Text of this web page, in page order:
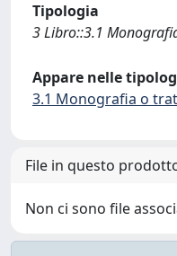
Tipologia
3 Libro::3.1
Appare nelle
3.1 Monografia o
File in questo
Non ci sono file